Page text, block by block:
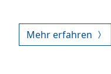
Mehr erfahren